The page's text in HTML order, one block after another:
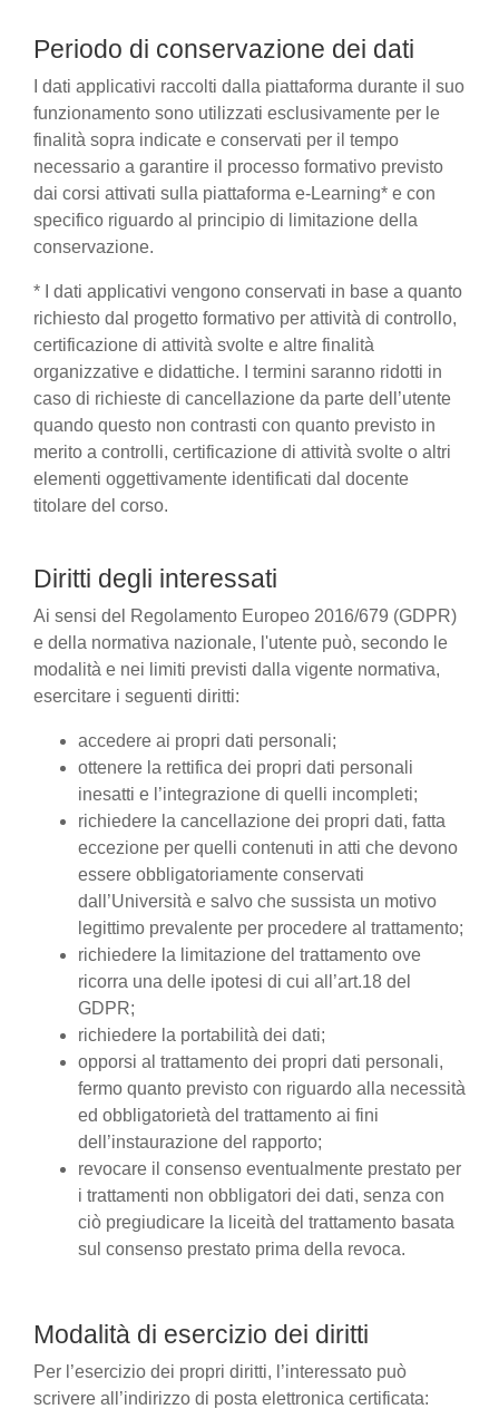
Periodo di conservazione dei dati
I dati applicativi raccolti dalla piattaforma durante il suo
funzionamento sono utilizzati esclusivamente per le
finalità sopra indicate e conservati per il tempo
necessario a garantire il processo formativo previsto
dai corsi attivati sulla piattaforma e-Learning* e con
specifico riguardo al principio di limitazione della
conservazione.
* I dati applicativi vengono conservati in base a quanto
richiesto dal progetto formativo per attività di controllo,
certificazione di attività svolte e altre finalità
organizzative e didattiche. I termini saranno ridotti in
caso di richieste di cancellazione da parte dell’utente
quando questo non contrasti con quanto previsto in
merito a controlli, certificazione di attività svolte o altri
elementi oggettivamente identificati dal docente
titolare del corso.
Diritti degli interessati
Ai sensi del Regolamento Europeo 2016/679 (GDPR)
e della normativa nazionale, l'utente può, secondo le
modalità e nei limiti previsti dalla vigente normativa,
esercitare i seguenti diritti:
accedere ai propri dati personali;
ottenere la rettifica dei propri dati personali
inesatti e l’integrazione di quelli incompleti;
richiedere la cancellazione dei propri dati, fatta
eccezione per quelli contenuti in atti che devono
essere obbligatoriamente conservati
dall’Università e salvo che sussista un motivo
legittimo prevalente per procedere al trattamento;
richiedere la limitazione del trattamento ove
ricorra una delle ipotesi di cui all’art.18 del
GDPR;
richiedere la portabilità dei dati;
opporsi al trattamento dei propri dati personali,
fermo quanto previsto con riguardo alla necessità
ed obbligatorietà del trattamento ai fini
dell’instaurazione del rapporto;
revocare il consenso eventualmente prestato per
i trattamenti non obbligatori dei dati, senza con
ciò pregiudicare la liceità del trattamento basata
sul consenso prestato prima della revoca.
Modalità di esercizio dei diritti
Per l’esercizio dei propri diritti, l’interessato può
scrivere all’indirizzo di posta elettronica certificata: